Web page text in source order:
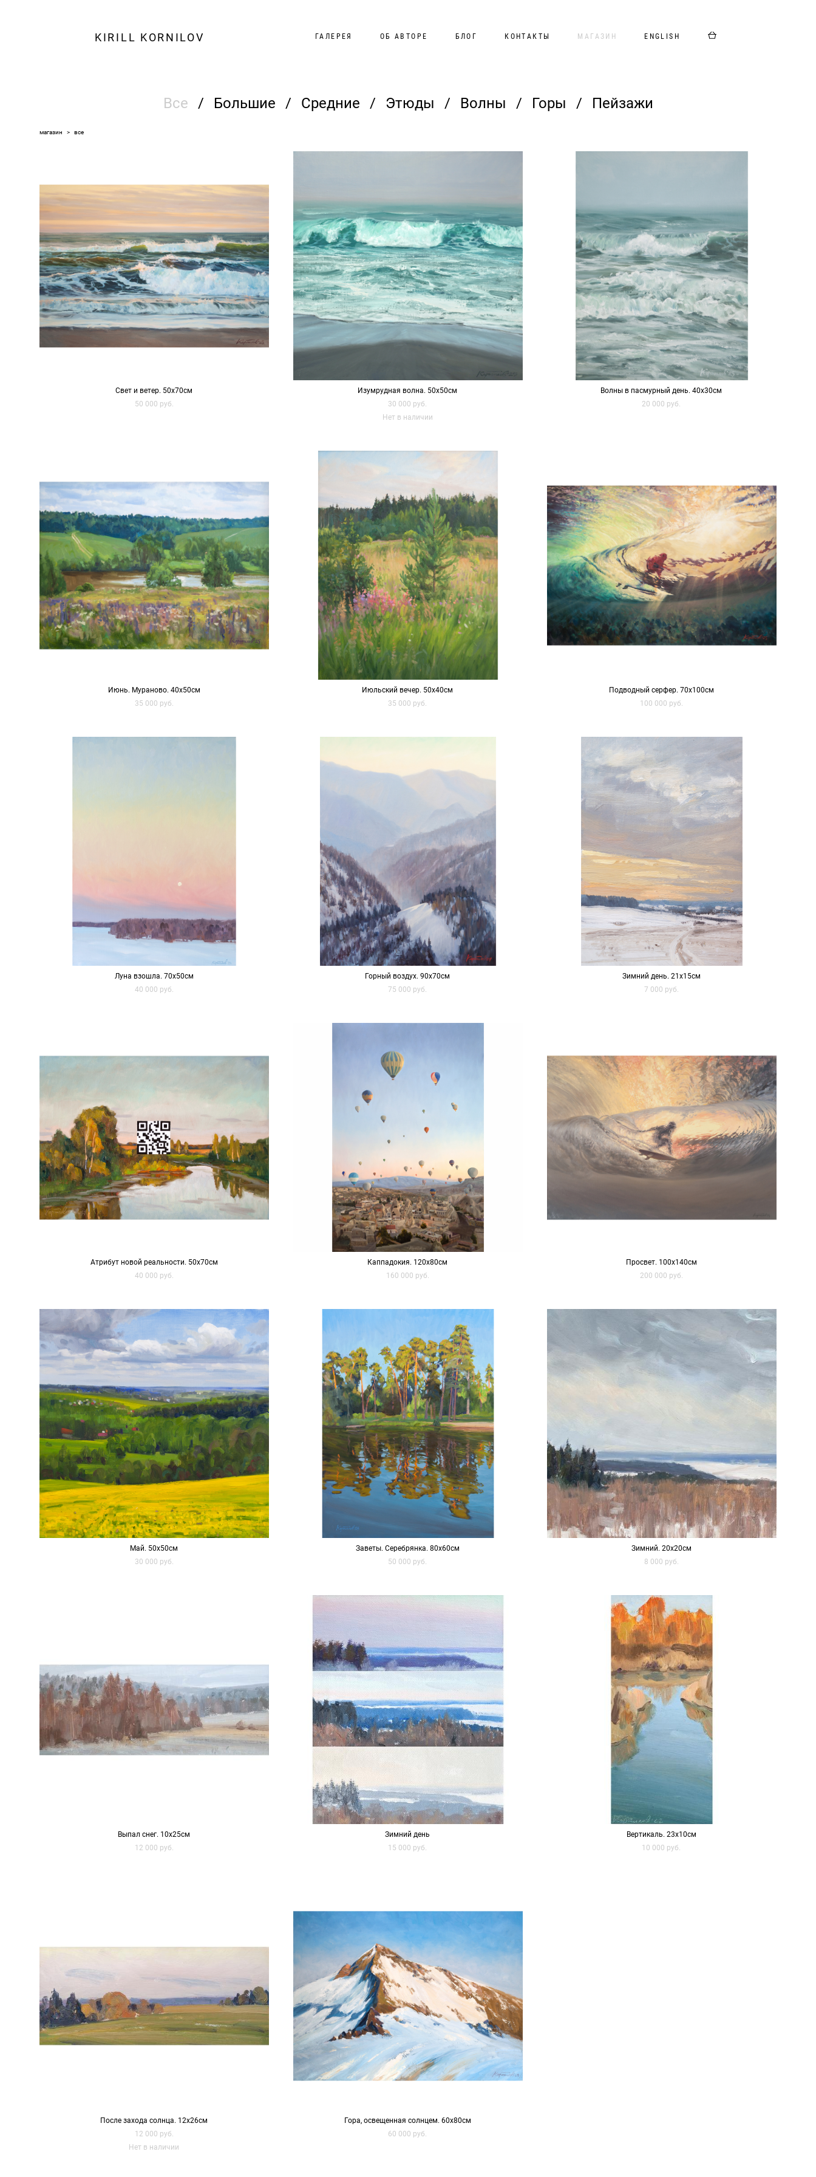
KIRILL KORNILOV ГАЛЕРЕЯ ОБ АВТОРЕ БЛОГ КОНТАКТЫ МАГАЗИН ENGLISH
Все / Большие / Средние / Этюды / Волны / Горы / Пейзажи
магазин > все
Свет и ветер. 50х70см
50 000 pуб.
Изумрудная волна. 50х50см
30 000 pуб.
Нет в наличии
Волны в пасмурный день. 40х30см
20 000 pуб.
Июнь. Мураново. 40х50см
35 000 pуб.
Июльский вечер. 50х40см
35 000 pуб.
Подводный серфер. 70х100см
100 000 pуб.
Луна взошла. 70х50см
40 000 pуб.
Горный воздух. 90х70см
75 000 pуб.
Зимний день. 21х15см
7 000 pуб.
Атрибут новой реальности. 50х70см
40 000 pуб.
Каппадокия. 120х80см
160 000 pуб.
Просвет. 100х140см
200 000 pуб.
Май. 50х50см
30 000 pуб.
Заветы. Серебрянка. 80х60см
50 000 pуб.
Зимний. 20х20см
8 000 pуб.
Выпал снег. 10х25см
12 000 pуб.
Зимний день
15 000 pуб.
Вертикаль. 23х10см
10 000 pуб.
После захода солнца. 12х26см
12 000 pуб.
Нет в наличии
Гора, освещенная солнцем. 60х80см
60 000 pуб.